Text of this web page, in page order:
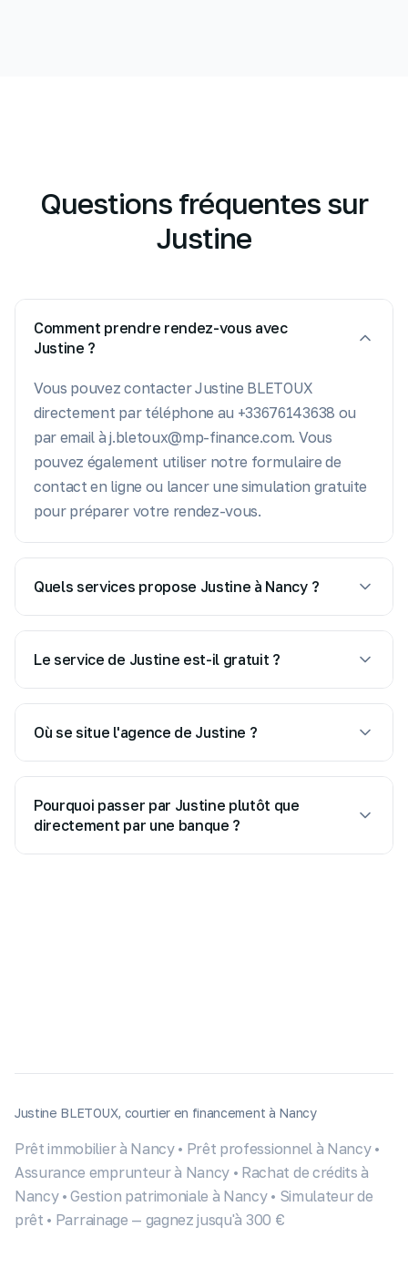
Questions fréquentes sur
Justine
Comment prendre rendez-vous avec
Justine ?
Vous pouvez contacter Justine BLETOUX
directement par téléphone au +33676143638 ou
par email à j.bletoux@mp-finance.com. Vous
pouvez également utiliser notre formulaire de
contact en ligne ou lancer une simulation gratuite
pour préparer votre rendez-vous.
Quels services propose Justine à Nancy ?
En tant que Conseillère en financement immobilier
à l'agence MP Finance Nancy & Meuse, Justine
Assurances emprunteurs.
Le service de Justine est-il gratuit ?
Oui, la première consultation avec Justine est
gratuite et sans engagement. Les honoraires de
déblocage de votre prêt.
Où se situe l'agence de Justine ?
Justine exerce à l'agence MP Finance Nancy &
Meuse, située au 1, Bis Rue du Manège, 54000
Nancy. L'agence est ouverte du lundi au vendredi
Pourquoi passer par Justine plutôt que
directement par une banque ?
Justine BLETOUX, courtier en financement à Nancy
Prêt immobilier à Nancy• Prêt professionnel à Nancy•
Assurance emprunteur à Nancy • Rachat de crédits à
Nancy•Gestion patrimoniale à Nancy• Simulateur de
prêt • Parrainage — gagnez jusqu'à 300 €